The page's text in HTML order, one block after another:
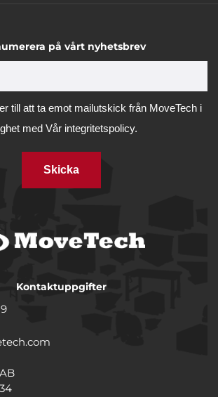
på vårt nyhetsbrev
till att ta emot mailutskick från MoveTech i
med Vår integritetspolicy.
Skicka
Kontaktuppgifter